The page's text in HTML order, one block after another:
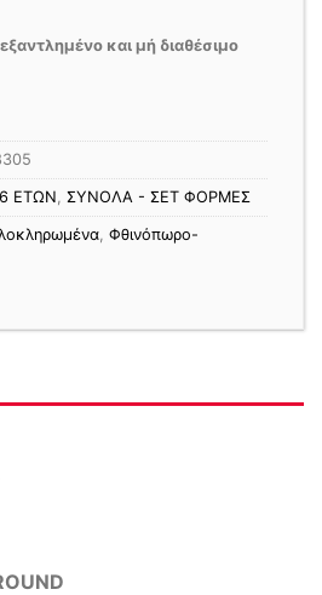
και μή διαθέσιμο
ΕΤΩΝ, ΣΥΝΟΛΑ - ΣΕΤ ΦΟΡΜΕΣ
, Φθινόπωρο-